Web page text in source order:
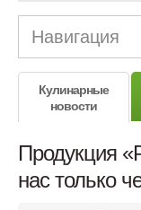
Навигация
Кулинарные
новости
Продукция
нас только